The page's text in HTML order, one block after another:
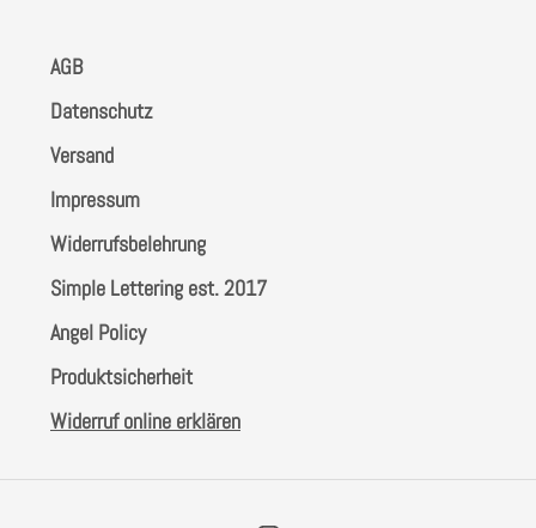
AGB
Datenschutz
Versand
Impressum
Widerrufsbelehrung
Simple Lettering est. 2017
Angel Policy
Produktsicherheit
Widerruf online erklären